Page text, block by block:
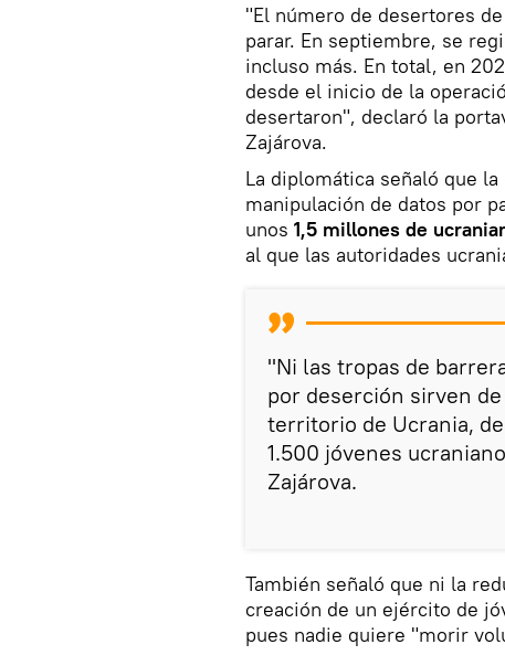
"El número de desertores
parar. En septiembre, se
incluso más. En total, en
desde el inicio de la
desertaron", declaró la
Zajárova.
La diplomática señaló que
manipulación de datos por
unos 1,5 millones de
al que las autoridades
"Ni las tropas de
por deserción sirven
territorio de Ucrania,
1.500 jóvenes
Zajárova.
También señaló que ni la
creación de un ejército de
pues nadie quiere "morir